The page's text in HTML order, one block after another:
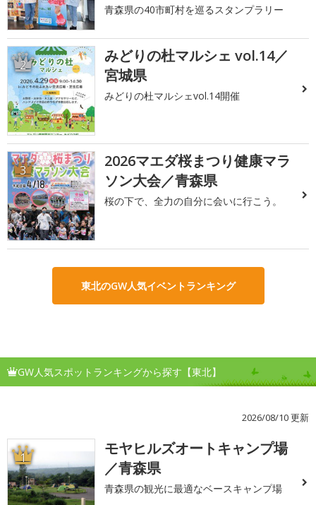
青森県の40市町村を巡るスタンプラリー
2
みどりの杜マルシェ vol.14／
宮城県
みどりの杜マルシェvol.14開催
3
2026マエダ桜まつり健康マラ
ソン大会／青森県
桜の下で、全力の自分に会いに行こう。
東北のGW人気イベントランキング
GW人気スポットランキングから探す【東北】
2026/08/10 更新
1
モヤヒルズオートキャンプ場
／青森県
青森県の観光に最適なベースキャンプ場